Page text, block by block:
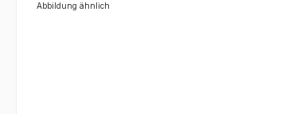
Abbildung ähnlich